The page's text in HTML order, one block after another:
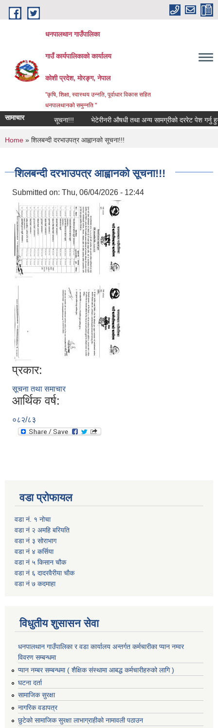
Skip to main content
धनपालथान गाउँपालिका
गाउँ कार्यपालिकाको कार्यालय
कोशी प्रदेश, मोरङ्ग, नेपाल
"कृषि, शिक्षा, स्वास्थय उन्नति, पूर्वाधार विकास सहित
धनपालथानको समुन्नति "
सामाचार सूचना!!! भेटेरीनरी औषधी तथा अन्य सामग्रीको दररेट पेश गर्नु
You are here
Home » शिलबन्दी दरभाउपत्र आह्वानको सूचना!!!
शिलबन्दी दरभाउपत्र आह्वानको सूचना!!!
Submitted on: Thu, 06/04/2026 - 12:44
प्रकार:
सूचना तथा समाचार
आर्थिक वर्ष:
०८२/८३
वडा प्रोफायल
वडा नं. १ नोचा
वडा नं २ अमहि बरियति
वडा नं ३ सोराभाग
वडा नं ४ कर्सिया
वडा नं ५ किसान चौक
वडा नं ६ दादरवैरीया चाैक
वडा नं ७ कदमाहा
विधुतीय शुसासन सेवा
धनपालथान गाउँपालिका र वडा कार्यालय अन्तर्गत कर्मचारीका प्यान नम्वर
विवरण सम्बन्धमा
प्यान नम्बर सम्बन्धमा ( शैक्षिक संस्थामा आबद्ध कर्मचारीहरुको लागि )
घटना दर्ता
सामाजिक सुरक्षा
नागरिक वडापत्र
छुटेको सामाजिक सुरक्षा लाभाग्राहीको नामावली पठाउन